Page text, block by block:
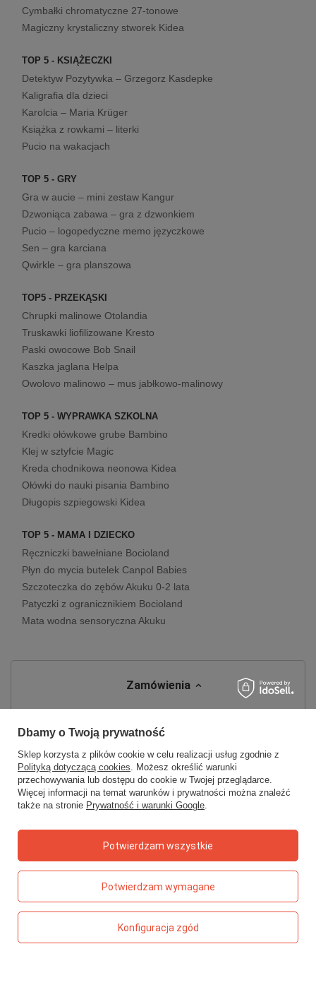
Cymbałki chromatyczne 27-tonowe
Magiczny krystaliczny stworek Kidea
TOP 5 - KSIĄŻECZKI
Detektyw Pozytywka – Grzegorz Kasdepke
Kaligrafia dla dzieci
Karolcia – Maria Krüger
Książka z rowkami – literki
Pucio na wakacjach
TOP 5 - GRY
Gra w aucie – mini zestaw Kangur
Dzwoniąca zabawa – gra z dzwonkiem
Pucio – logopedyczne memo języczkowe
Sen – gra karciana
Qwirkle – gra planszowa
TOP5 - PRZEKĄSKI
Chrupki malinowe Otolandia
Truskawki liofilizowane Kresto
Paski owocowe Bob Snail
Kaszka jaglana Helpa
Owolovo malinowo – mus jabłkowo-malinowy
TOP 5 - WYPRAWKA SZKOLNA
Kredki ołówkowe grube Bambino
Klej w sztyfcie Magic
Kreda chodnikowa neonowa Kidea
Ołówki do nauki pisania Bambino
Długopis szpiegowski Kidea
TOP 5 - MAMA I DZIECKO
Ręczniczki bawełniane Bocioland
Płyn do mycia butelek Canpol Babies
Szczoteczka do zębów Akuku 0-2 lata
Patyczki z ogranicznikiem Bocioland
Mata wodna sensoryczna Akuku
Zamówienia
Status zamówienia
Śledzenie przesyłki
Chcę zareklamować produkt
Chcę zwrócić produkt
Chcę wymienić towar
Kontakt
Regulaminy
Dbamy o Twoją prywatność
Sklep korzysta z plików cookie w celu realizacji usług zgodnie z
Polityką dotyczącą cookies. Możesz określić warunki
przechowywania lub dostępu do cookie w Twojej przeglądarce.
Więcej informacji na temat warunków i prywatności można znaleźć
także na stronie Prywatność i warunki Google.
Potwierdzam wymagane
Konfiguracja zgód
Potwierdzam wszystkie